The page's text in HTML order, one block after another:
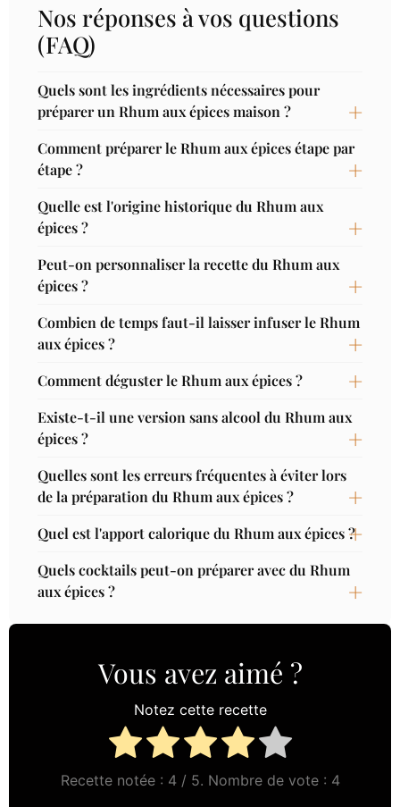
Nos réponses à vos questions
(FAQ)
Quels sont les ingrédients nécessaires pour
préparer un Rhum aux épices maison ?
Comment préparer le Rhum aux épices étape par
étape ?
Quelle est l'origine historique du Rhum aux
épices ?
Peut-on personnaliser la recette du Rhum aux
épices ?
Combien de temps faut-il laisser infuser le Rhum
aux épices ?
Comment déguster le Rhum aux épices ?
Existe-t-il une version sans alcool du Rhum aux
épices ?
Quelles sont les erreurs fréquentes à éviter lors
de la préparation du Rhum aux épices ?
Quel est l'apport calorique du Rhum aux épices ?
Quels cocktails peut-on préparer avec du Rhum
aux épices ?
Vous avez aimé ?
Notez cette recette
Recette notée : 4/ 5. Nombre de vote : 4